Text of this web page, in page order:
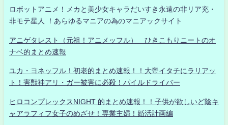
ロボットアニメ！メカと美少女キャラだいすき永遠の非リア充・
非モテ星人 ！あらゆるマニアの為のマニアックサイト
アニゲタレスト（元祖！アニメッフル） ひきこもりニートのオ
ナベ的まとめ速報
ユカ・ヨネッフル！初老的まとめ速報！！大帝イタチにラリアッ
ト！害獣神アリ・ガー被害に必殺！パイルドライバー
ヒロコンプレックスNIGHT 的まとめ速報！！子供が欲しいど陰キ
ャアラフィフ女子のめざせ！専業主婦！婚活計画編